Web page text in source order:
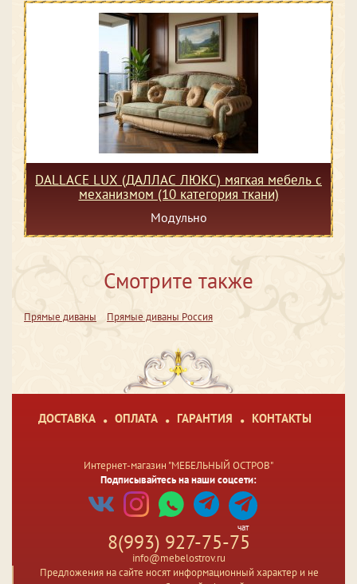
DALLACE LUX (ДАЛЛАС ЛЮКС) мягкая мебель с
механизмом (10 категория ткани)
Модульно
Смотрите также
Прямые диваны Прямые диваны Россия
ДОСТАВКА ОПЛАТА ГАРАНТИЯ КОНТАКТЫ
Интернет-магазин "МЕБЕЛЬНЫЙ ОСТРОВ"
Подписывайтесь на наши соцсети:
чат
8(993) 927-75-75
info@mebelostrov.ru
Предложения на сайте носят информационный характер и не